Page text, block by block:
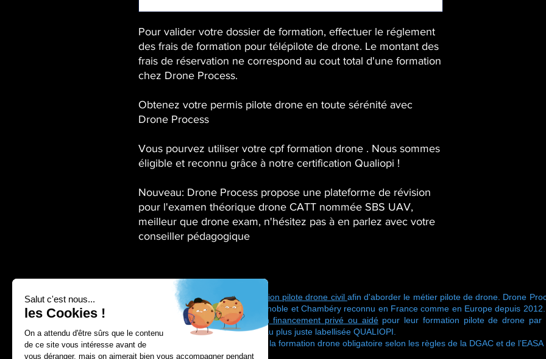
Pour valider votre dossier de formation, effectuer le réglement
des frais de formation pour télépilote de drone. Le montant des
frais de réservation ne correspond au cout total d'une formation
chez Drone Process.
Obtenez votre permis pilote drone en toute sérénité avec
Drone Process
Vous pourvez utiliser votre cpf formation drone . Nous sommes
éligible et reconnu grâce à notre certification Qualiopi !
Nouveau: Drone Process propose une plateforme de révision
pour l'examen théorique drone CATT nommée SBS UAV,
meilleur que drone exam, n'hésitez pas à en parlez avec votre
conseiller pédagogique
Drone Process vous propose une formation pilote drone civil afin d'aborder le métier pilote de drone. Drone
région Auvergne Rhône-Alpes entre Grenoble et Chambéry reconnu en France comme en Europe depuis
qui sont agréés DGAC bénéficiant d'un financement privé ou aidépour leur formation pilote de drone par
formation pilote de drone prix négociés au plus juste labellisée QUALIOPI.
Depuis 2012 nous sommes conformes à la formation drone obligatoire selon les règles de la DGAC et de l’EASA